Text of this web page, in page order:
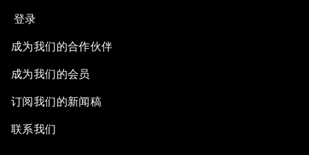
登录
成为我们的合作伙伴
成为我们的会员
订阅我们的新闻稿
联系我们